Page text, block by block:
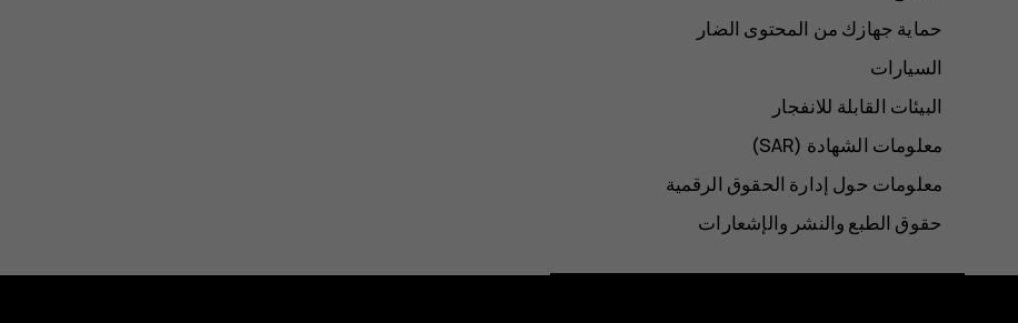
حماية جهازك من المحتوى الضار
السيارات
البيئات القابلة للانفجار
معلومات الشهادة (SAR‏)
معلومات حول إدارة الحقوق الرقمية
حقوق الطبع والنشر والإشعارات